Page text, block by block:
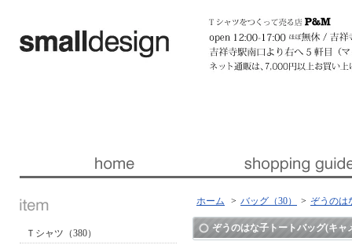
Ｔシャツ（380）
ホーム > バッグ（30） > ぞうのは
ぞうのはな子トートバッグ(キャ